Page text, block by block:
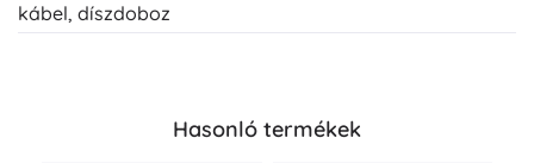
kábel, díszdoboz
Hasonló termékek